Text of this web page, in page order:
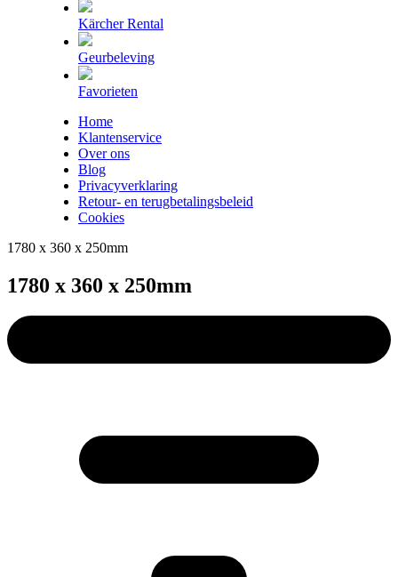
Kärcher Rental
Geurbeleving
Favorieten
Home
Klantenservice
Over ons
Blog
Privacyverklaring
Retour- en terugbetalingsbeleid
Cookies
1780 x 360 x 250mm
1780 x 360 x 250mm